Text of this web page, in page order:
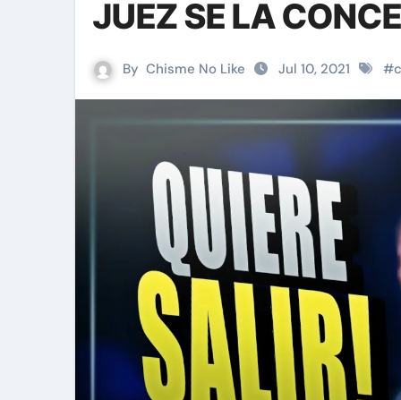
JUEZ SE LA
By Chisme No Like Jul 10, 2021 #